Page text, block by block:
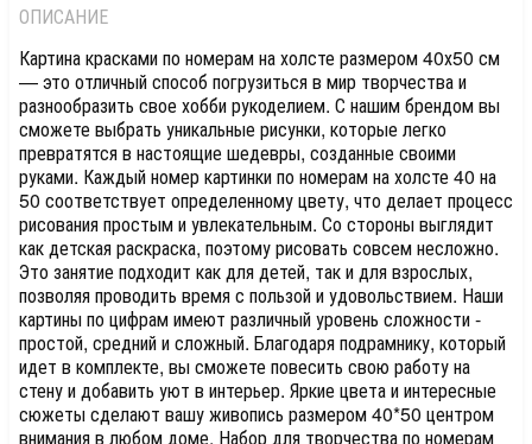
ОПИСАНИЕ
Картина красками по номерам на холсте размером 40х50 см
— это отличный способ погрузиться в мир творчества и
разнообразить свое хобби рукоделием. С нашим брендом вы
сможете выбрать уникальные рисунки, которые легко
превратятся в настоящие шедевры, созданные своими
руками. Каждый номер картинки по номерам на холсте 40 на
50 соответствует определенному цвету, что делает процесс
рисования простым и увлекательным. Со стороны выглядит
как детская раскраска, поэтому рисовать совсем несложно.
Это занятие подходит как для детей, так и для взрослых,
позволяя проводить время с пользой и удовольствием. Наши
картины по цифрам имеют различный уровень сложности -
простой, средний и сложный. Благодаря подрамнику, который
идет в комплекте, вы сможете повесить свою работу на
стену и добавить уют в интерьер. Яркие цвета и интересные
сюжеты сделают вашу живопись размером 40*50 центром
внимания в любом доме. Набор для творчества по номерам